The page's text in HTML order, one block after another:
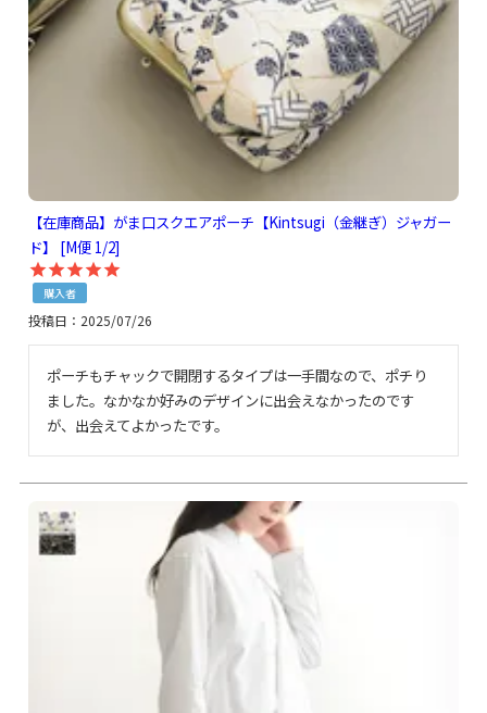
【在庫商品】がま口スクエアポーチ【Kintsugi（金継ぎ）ジャガー
ド】 [M便 1/2]
購入者
投稿日 2025/07/26
ポーチもチャックで開閉するタイプは一手間なので、ポチり
ました。なかなか好みのデザインに出会えなかったのです
が、出会えてよかったです。